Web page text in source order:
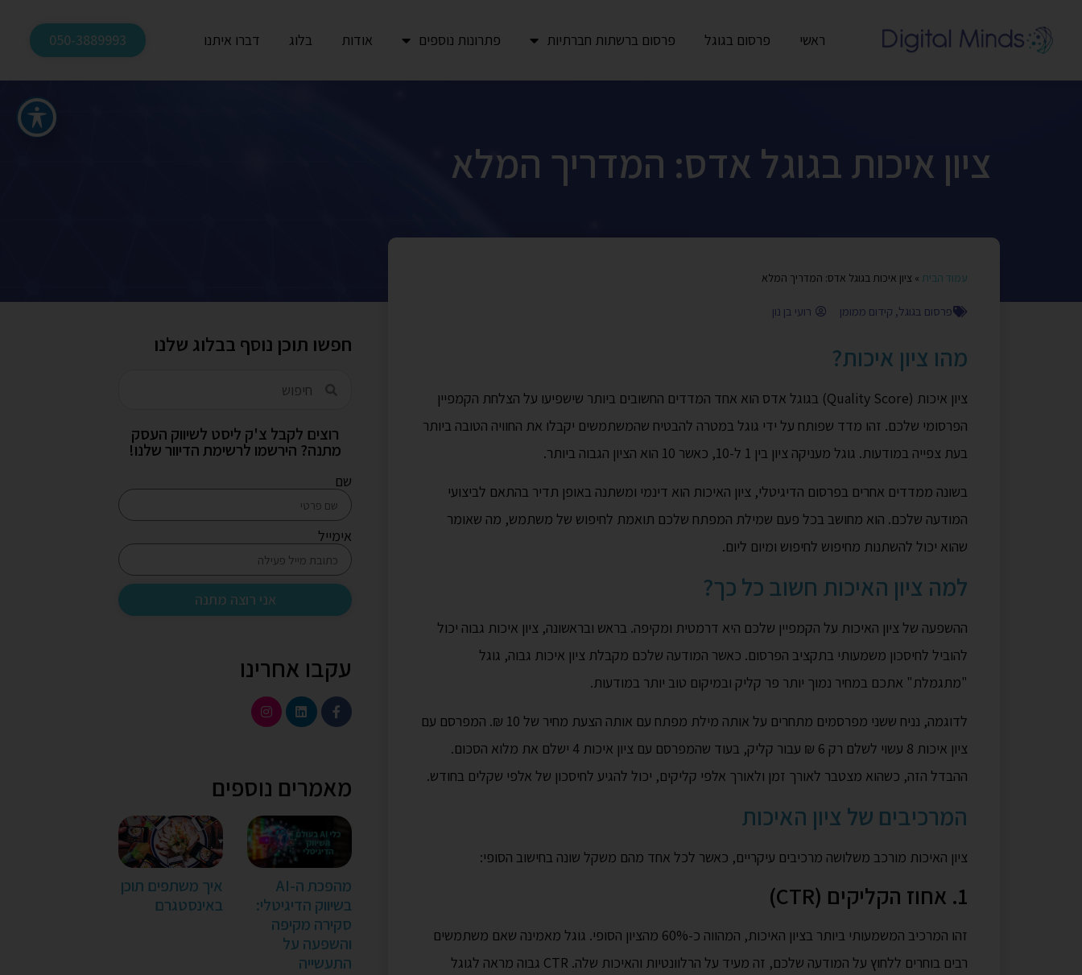
ראשי פרסום בגוגל פרסום ברשתות חברתיות פתרונות נוספים אודות בלוג דברו איתנו 050-3889993
ציון איכות בגוגל אדס: המדריך המלא
עמוד הבית » ציון איכות בגוגל אדס: המדריך המלא
פרסום בגוגל, קידום ממומן רועי בן נון
מהו ציון איכות?
ציון איכות (Quality Score) בגוגל אדס הוא אחד המדדים החשובים ביותר שישפיעו על הצלחת הקמפיין
הפרסומי שלכם. זהו מדד שפותח על ידי גוגל במטרה להבטיח שהמשתמשים יקבלו את החוויה הטובה ביותר
בעת צפייה במודעות. גוגל מעניקה ציון בין 1 ל-10, כאשר 10 הוא הציון הגבוה ביותר.
בשונה ממדדים אחרים בפרסום הדיגיטלי, ציון האיכות הוא דינמי ומשתנה באופן תדיר בהתאם לביצועי
המודעה שלכם. הוא מחושב בכל פעם שמילת המפתח שלכם תואמת לחיפוש של משתמש, מה שאומר
שהוא יכול להשתנות מחיפוש לחיפוש ומיום ליום.
למה ציון האיכות חשוב כל כך?
ההשפעה של ציון האיכות על הקמפיין שלכם היא דרמטית ומקיפה. בראש ובראשונה, ציון איכות גבוה יכול
להוביל לחיסכון משמעותי בתקציב הפרסום. כאשר המודעה שלכם מקבלת ציון איכות גבוה, גוגל
"מתגמלת" אתכם במחיר נמוך יותר פר קליק ובמיקום טוב יותר במודעות.
לדוגמה, נניח ששני מפרסמים מתחרים על אותה מילת מפתח עם אותה הצעת מחיר של 10 ₪. המפרסם עם
ציון איכות 8 עשוי לשלם רק 6 ₪ עבור קליק, בעוד שהמפרסם עם ציון איכות 4 ישלם את מלוא הסכום.
ההבדל הזה, כשהוא מצטבר לאורך זמן ולאורך אלפי קליקים, יכול להגיע לחיסכון של אלפי שקלים בחודש.
המרכיבים של ציון האיכות
ציון האיכות מורכב משלושה מרכיבים עיקריים, כאשר לכל אחד מהם משקל שונה בחישוב הסופי:
1. אחוז הקליקים (CTR)
זהו המרכיב המשמעותי ביותר בציון האיכות, המהווה כ-60% מהציון הסופי. גוגל מאמינה שאם משתמשים
רבים בוחרים ללחוץ על המודעה שלכם, זה מעיד על הרלוונטיות והאיכות שלה. CTR גבוה מראה לגוגל
חפשו תוכן נוסף בבלוג שלנו
רוצים לקבל צ'ק ליסט לשיווק העסק
מתנה? הירשמו לרשימת הדיוור שלנו!
שם
אימייל
אני רוצה מתנה
עקבו אחרינו
מאמרים נוספים
מהפכת ה-AI
בשיווק הדיגיטלי:
סקירה מקיפה
והשפעה על
התעשייה
איך משתפים תוכן
באינסטגרם